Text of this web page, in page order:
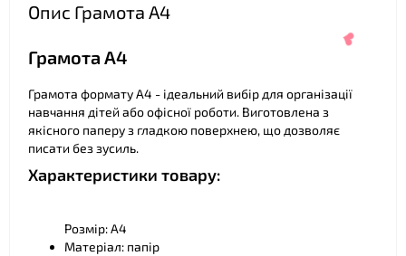
Опис Грамота А4
Грамота А4
Грамота формату А4 - ідеальний вибір для організації
навчання дітей або офісної роботи. Виготовлена з
якісного паперу з гладкою поверхнею, що дозволяє
писати без зусиль.
Характеристики товару:
Розмір: А4
Матеріал: папір